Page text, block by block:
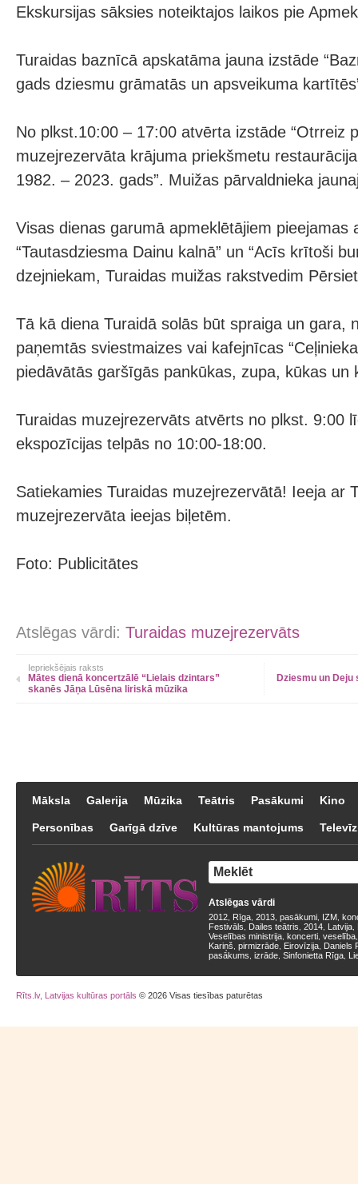
Ekskursijas sāksies noteiktajos laikos pie
Turaidas baznīcā apskatāma jauna izstāde
gads dziesmu grāmatās un apsveikuma
No plkst.10:00 – 17:00 atvērta izstāde “Otrreiz
muzejrezervāta krājuma priekšmetu
1982. – 2023. gads”. Muižas pārvaldnieka
Visas dienas garumā apmeklētājiem pieejamas
“Tautasdziesma Dainu kalnā” un “Acīs krītoši
dzejniekam, Turaidas muižas rakstvedim
Tā kā diena Turaidā solās būt spraiga un gara,
paņemtās sviestmaizes vai kafejnīcas
piedāvātās garšīgās pankūkas, zupa, kūkas un
Turaidas muzejrezervāts atvērts no plkst. 9:00
ekspozīcijas telpās no 10:00-18:00.
Satiekamies Turaidas muzejrezervātā! Ieeja ar
muzejrezervāta ieejas biļetēm.
Foto: Publicitātes
Atslēgas vārdi: Turaidas muzejrezervāts
Iepriekšējais raksts
Mātes dienā koncertzālē “Lielais dzintars”
skanēs Jāņa Lūsēna liriskā mūzika
Dziesmu un
Māksla Galerija Mūzika Teātris Pasākumi Kino
Personības Garīgā dzīve Kultūras mantojums
Atslēgas vārdi
2012 Rīga 2013 pasākumi IZM
Festivāls
Dailes teātris 2014 Latvija
Veselības ministrija koncerti veselība
Kariņš pirmizrāde Eirovīzija Daniels
pasākums izrāde Sinfonietta Rīga
Rīts.lv, Latvijas kultūras portāls © 2026 Visas tiesības paturētas